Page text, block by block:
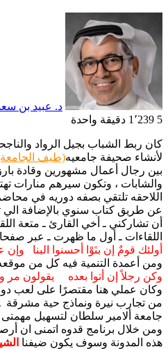
د. عبيد بن
5
دقيقة واحدة
كان ربط الشباب بجيل الرواد
لأنشاء صحيفة جامعيه(طيف
بين رجال أعمال مشهورين وقادة
والشابات ، وتكون سيرهم منارات
اللاحقه تلتقي بصفه دوريه في
عن طريق كتاب سنوي بالإضافة الي
أن تشاركني ـ أخي القارئ ـ متعة
اللقاءات ـ أول ما ظهرت ـ عبر
أولئك قومٌ إن بنَوْا أحسنوا البنا
ومن أعمدة التنمية فيه كل من
وكن رجلاً إن أتوا بعده يقولون مر
وكان عملي هنا مقتصرًا على لعب دور
من تجارب نيرة ونماذج حية مشرقة ـ
جامعة ألامير سلطان لتسهيل مهمتى
ومن خلال برنامج قدوه اتمنى ان
هذه المدونة وسوف يكون ضيفنا